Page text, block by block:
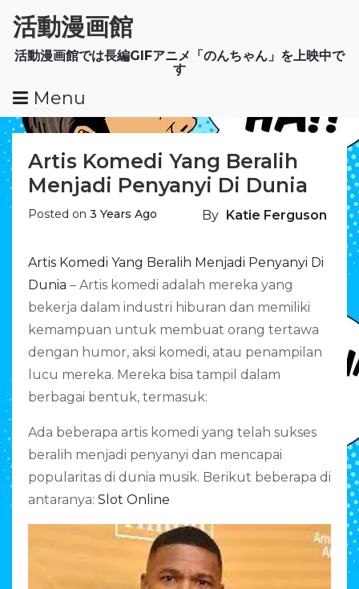
To
Content
活動漫画館
活動漫画館では長編GIFアニメ「のんちゃん」を上映中で
す
Menu
Artis Komedi Yang Beralih
Menjadi Penyanyi Di Dunia
Posted on 3 Years Ago By Katie Ferguson
Artis Komedi Yang Beralih Menjadi Penyanyi Di
Dunia – Artis komedi adalah mereka yang
bekerja dalam industri hiburan dan memiliki
kemampuan untuk membuat orang tertawa
dengan humor, aksi komedi, atau penampilan
lucu mereka. Mereka bisa tampil dalam
berbagai bentuk, termasuk:
Ada beberapa artis komedi yang telah sukses
beralih menjadi penyanyi dan mencapai
popularitas di dunia musik. Berikut beberapa di
antaranya: Slot Online